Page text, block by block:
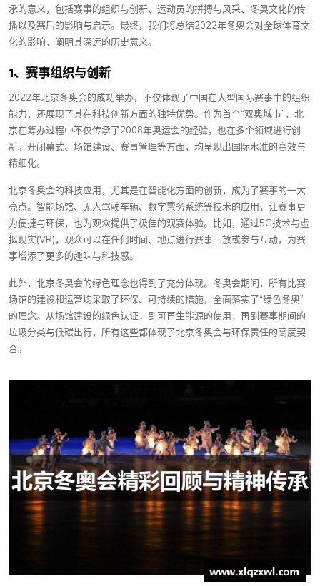
承的意义，包括赛事的组织与创新、运动员的拼搏与风采、冬奥文化的传
播以及赛后的影响与启示。最终，我们将总结2022年冬奥会对全球体育文
化的影响，阐明其深远的历史意义。
1、赛事组织与创新
2022年北京冬奥会的成功举办，不仅体现了中国在大型国际赛事中的组织
能力，还展现了其在科技创新方面的独特优势。作为首个“双奥城市”，北
京在筹办过程中不仅传承了2008年奥运会的经验，也在多个领域进行创
新。开闭幕式、场馆建设、赛事管理等方面，均呈现出国际水准的高效与
精细化。
北京冬奥会的科技应用，尤其是在智能化方面的创新，成为了赛事的一大
亮点。智能场馆、无人驾驶车辆、数字票务系统等技术的应用，让赛事更
为便捷与环保，也为观众提供了极佳的观赛体验。比如，通过5G技术与虚
拟现实(VR)，观众可以在任何时间、地点进行赛事回放或参与互动，为赛
事增添了更多的趣味与科技感。
此外，北京冬奥会的绿色理念也得到了充分体现。冬奥会期间，所有比赛
场馆的建设和运营均采取了环保、可持续的措施，全面落实了“绿色冬奥”
的理念。从场馆建设的绿色认证，到可再生能源的使用，再到赛事期间的
垃圾分类与低碳出行，所有这些都体现了北京冬奥会与环保责任的高度契
合。